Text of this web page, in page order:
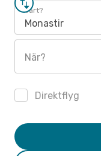
Vart?
Monastir
När?
Direktflyg